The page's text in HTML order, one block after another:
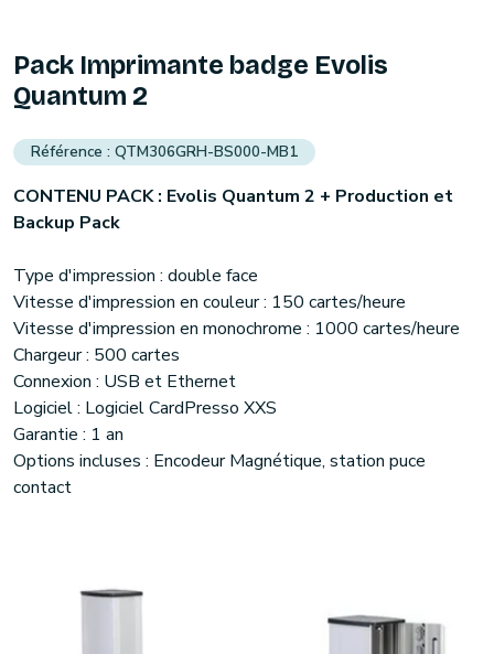
Pack Imprimante badge Evolis
Quantum 2
QTM306GRH-BS000-MB1
CONTENU PACK : Evolis Quantum 2 + Production et
Backup Pack
Type d'impression : double face
Vitesse d'impression en couleur : 150 cartes/heure
Vitesse d'impression en monochrome : 1000 cartes/heure
Chargeur : 500 cartes
Connexion : USB et Ethernet
Logiciel : Logiciel CardPresso XXS
Garantie : 1 an
Options incluses : Encodeur Magnétique, station puce
contact